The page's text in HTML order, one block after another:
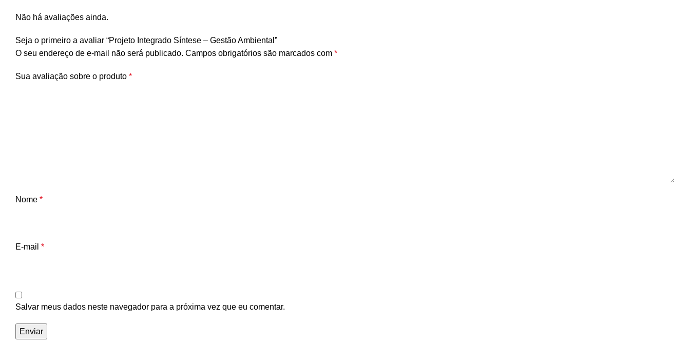
Não há avaliações ainda.
Seja o primeiro a avaliar “Projeto Integrado Síntese – Gestão Ambiental”
O seu endereço de e-mail não será publicado. Campos obrigatórios são marcados com *
Sua avaliação sobre o produto *
Nome *
E-mail *
Salvar meus dados neste navegador para a próxima vez que eu comentar.